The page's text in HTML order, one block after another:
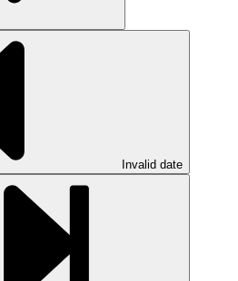
Invalid date